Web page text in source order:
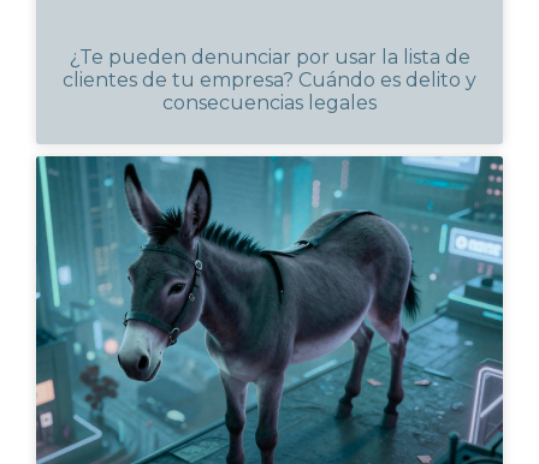
¿Te pueden denunciar por usar la lista de
clientes de tu empresa? Cuándo es delito y
consecuencias legales